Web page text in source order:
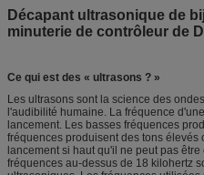
Décapant ultrasonique de
minuterie de contrôleur de
Ce qui est des « ultrasons ? »
Les ultrasons sont la science des
l'audibilité humaine. La fréquence
lancement. Les basses fréquences
fréquences produisent des tons élevés
lancement si haut qu'il ne peut pas
fréquences au-dessus de 18 kilohertz